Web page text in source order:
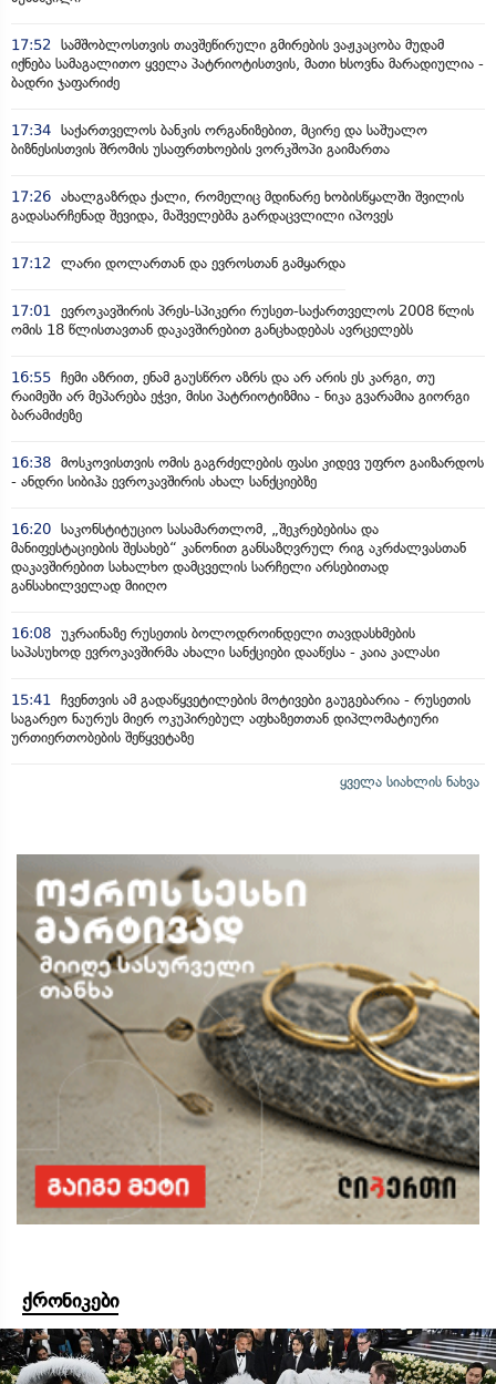
17:52
სამშობლოსთვის თავშეწირული გმირების ვაჟკაცობა მუდამ
იქნება სამაგალითო ყველა პატრიოტისთვის, მათი ხსოვნა მარადიულია -
ბადრი ჯაფარიძე
17:34 საქართველოს ბანკის ორგანიზებით, მცირე და საშუალო
ბიზნესისთვის შრომის უსაფრთხოების ვორკშოპი გაიმართა
17:26 ახალგაზრდა ქალი, რომელიც მდინარე ხობისწყალში შვილის
გადასარჩენად შევიდა, მაშველებმა გარდაცვლილი იპოვეს
17:12 ლარი დოლართან და ევროსთან გამყარდა
17:01
ევროკავშირის პრეს-სპიკერი რუსეთ-საქართველოს 2008 წლის
ომის 18 წლისთავთან დაკავშირებით განცხადებას ავრცელებს
16:55 ჩემი აზრით, ენამ გაუსწრო აზრს და არ არის ეს კარგი, თუ
რაიმეში არ მეპარება ეჭვი, მისი პატრიოტიზმია - ნიკა გვარამია გიორგი
ბარამიძეზე
16:38 მოსკოვისთვის ომის გაგრძელების ფასი კიდევ უფრო გაიზარდოს
- ანდრი სიბიჰა ევროკავშირის ახალ სანქციებზე
16:20 საკონსტიტუციო სასამართლომ, „შეკრებებისა და
მანიფესტაციების შესახებ“ კანონით განსაზღვრულ რიგ აკრძალვასთან
დაკავშირებით სახალხო დამცველის სარჩელი არსებითად
განსახილველად მიიღო
16:08 უკრაინაზე რუსეთის ბოლოდროინდელი თავდასხმების
საპასუხოდ ევროკავშირმა ახალი სანქციები დააწესა - კაია კალასი
15:41
ჩვენთვის ამ გადაწყვეტილების მოტივები გაუგებარია - რუსეთის
საგარეო ნაურუს მიერ ოკუპირებულ აფხაზეთთან დიპლომატიური
ურთიერთობების შეწყვეტაზე
ყველა სიახლის ნახვა
ქრონიკები